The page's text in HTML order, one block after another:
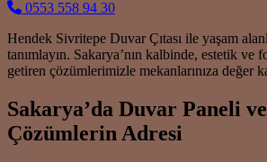
0553 558 94 30
Hendek Sivritepe Duvar Çıtası ile yaşam
tanımlayın. Sakarya’nın kalbinde, estetik
getiren çözümlerimizle mekanlarınıza değer
Sakarya’da Duvar Paneli
Çözümlerin Adresi